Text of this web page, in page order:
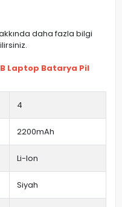
daha fazla bilgi
Laptop Batarya Pil
4
2200mAh
Li-Ion
Siyah